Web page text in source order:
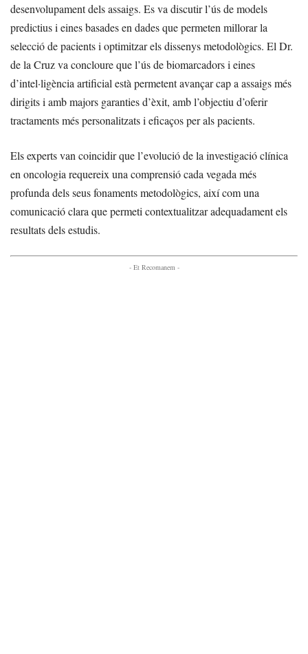
desenvolupament dels assaigs. Es va discutir l’ús de models
predictius i eines basades en dades que permeten millorar la
selecció de pacients i optimitzar els dissenys metodològics. El Dr.
de la Cruz va concloure que l’ús de biomarcadors i eines
d’intel·ligència artificial està permetent avançar cap a assaigs més
dirigits i amb majors garanties d’èxit, amb l’objectiu d’oferir
tractaments més personalitzats i eficaços per als pacients.
Els experts van coincidir que l’evolució de la investigació clínica
en oncologia requereix una comprensió cada vegada més
profunda dels seus fonaments metodològics, així com una
comunicació clara que permeti contextualitzar adequadament els
resultats dels estudis.
- Et Recomanem -